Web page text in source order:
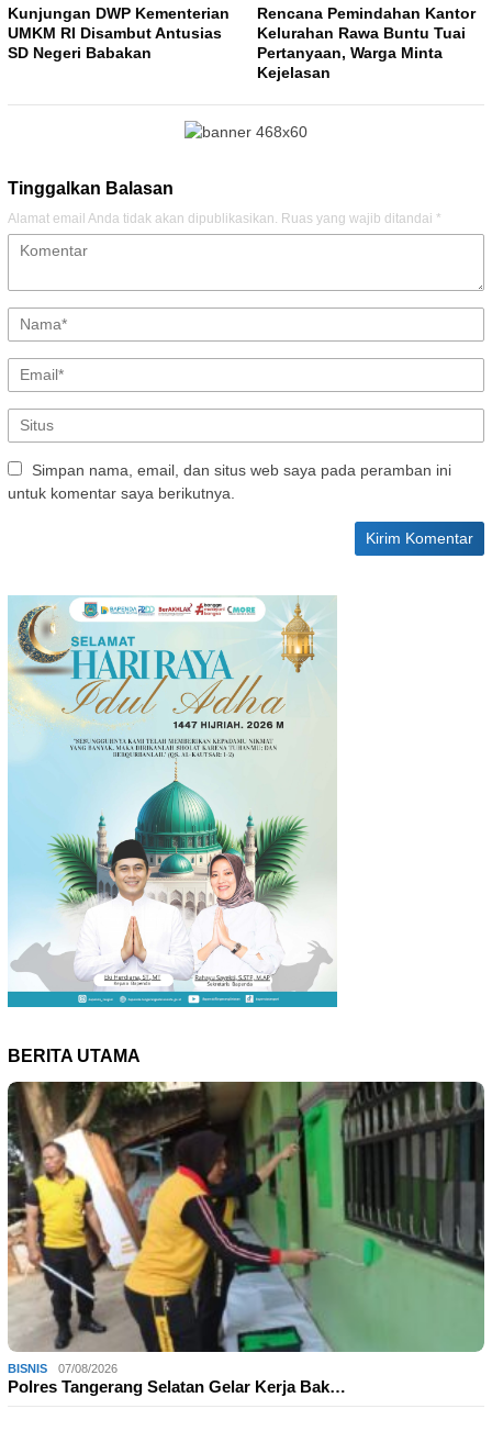
Kunjungan DWP Kementerian
UMKM RI Disambut Antusias
SD Negeri Babakan
Rencana Pemindahan Kantor
Kelurahan Rawa Buntu Tuai
Pertanyaan, Warga Minta
Kejelasan
Tinggalkan Balasan
Alamat email Anda tidak akan dipublikasikan. Ruas yang wajib ditandai *
Simpan nama, email, dan situs web saya pada peramban ini
untuk komentar saya berikutnya.
BERITA UTAMA
BISNIS 07/08/2026
Polres Tangerang Selatan Gelar Kerja Bak…